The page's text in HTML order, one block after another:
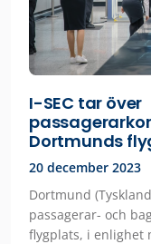
I-SEC tar över
Dortmunds
20 december 2023
Dortmund
passagerar- och
flygplats, i enlighet